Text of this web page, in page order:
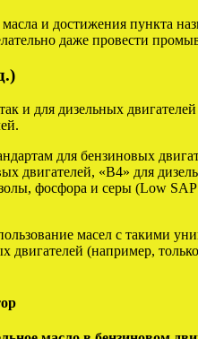
и достижения пункта
даже провести
и для дизельных
для бензиновых
двигателей, «B4» для
фосфора и серы (Low
масел с такими
двигателей (например,